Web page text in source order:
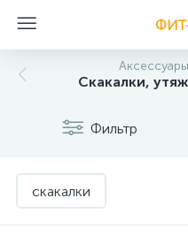
Скакалки,
Фильтр
скакалки